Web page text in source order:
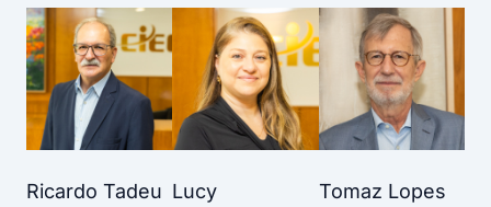
Ricardo Tadeu Lucy
Tomaz Lopes